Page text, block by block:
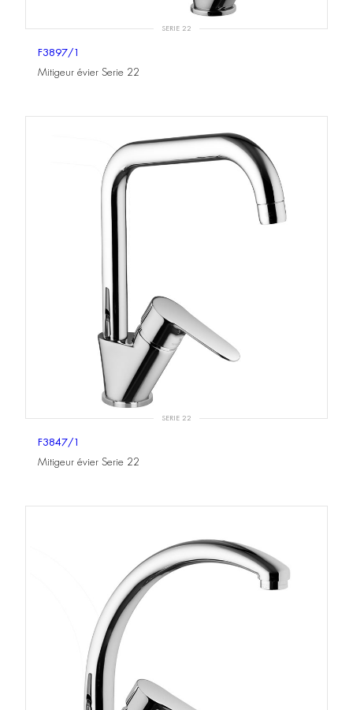
SERIE 22
F3897/1
Mitigeur évier Serie 22
SERIE 22
F3847/1
Mitigeur évier Serie 22